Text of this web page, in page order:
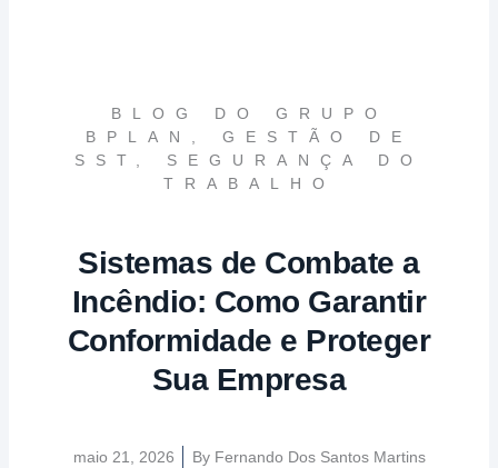
BLOG DO GRUPO
BPLAN , GESTÃO DE
SST , SEGURANÇA DO
TRABALHO
Sistemas de Combate a
Incêndio: Como Garantir
Conformidade e Proteger
Sua Empresa
maio 21, 2026 ByFernando Dos Santos Martins